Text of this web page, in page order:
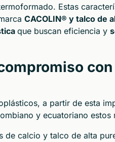
Estas
CACOLIN® y talco de
que buscan eficiencia y
a partir de esta
y ecuatoriano
de calcio y talco de alta